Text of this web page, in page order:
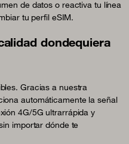
de datos o reactiva tu línea
tu perfil eSIM.
dondequiera
Gracias a nuestra
automáticamente la señal
4G/5G ultrarrápida y
importar dónde te